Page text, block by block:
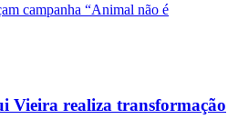
campanha “Animal não é
Vieira realiza transformação